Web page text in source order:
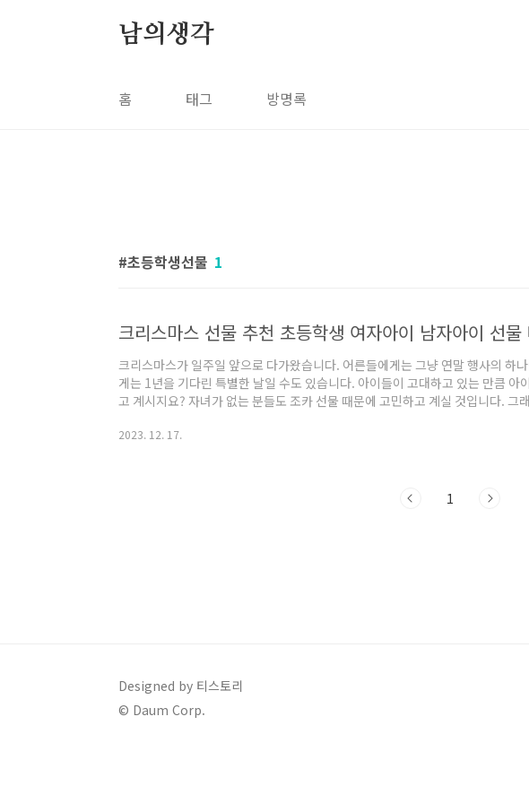
남의생각
홈 태그 방명록
초등학생선물 1
크리스마스 선물 추천 초등학생 여자아이 남자아이 선물
크리스마스가 일주일 앞으로 다가왔습니다. 어른들에게는 그냥 연말 행사의 하
게는 1년을 기다린 특별한 날일 수도 있습니다. 아이들이 고대하고 있는 만큼 아
고 계시지요? 자녀가 없는 분들도 조카 선물 때문에 고민하고 계실 것입니다. 그
1. 핸드폰 케이스, 보조 배터리 요즘 초등학생들 핸드폰 없는 아이들이 없습니다.
2023. 12. 17.
1
Designed by 티스토리
© Daum Corp.